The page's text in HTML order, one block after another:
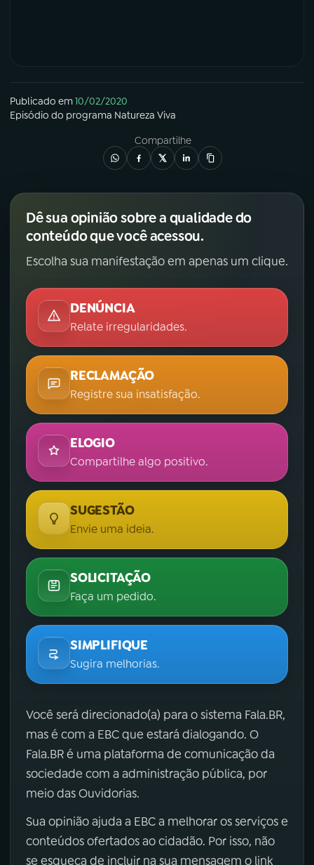
Publicado em10/02/2020
Episódio do programa Natureza Viva
Compartilhe
Dê sua opinião sobre a qualidade do
conteúdo que você acessou.
Escolha sua manifestação em apenas um clique.
DENÚNCIA
Relate irregularidades.
RECLAMAÇÃO
Registre sua insatisfação.
ELOGIO
Compartilhe algo positivo.
SUGESTÃO
Envie uma ideia.
SOLICITAÇÃO
Faça um pedido.
SIMPLIFIQUE
Sugira melhorias.
Você será direcionado(a) para o sistema Fala.BR,
mas é com a EBC que estará dialogando. O
Fala.BR é uma plataforma de comunicação da
sociedade com a administração pública, por
meio das Ouvidorias.
Sua opinião ajuda a EBC a melhorar os serviços e
conteúdos ofertados ao cidadão. Por isso, não
se esqueça de incluir na sua mensagem o link